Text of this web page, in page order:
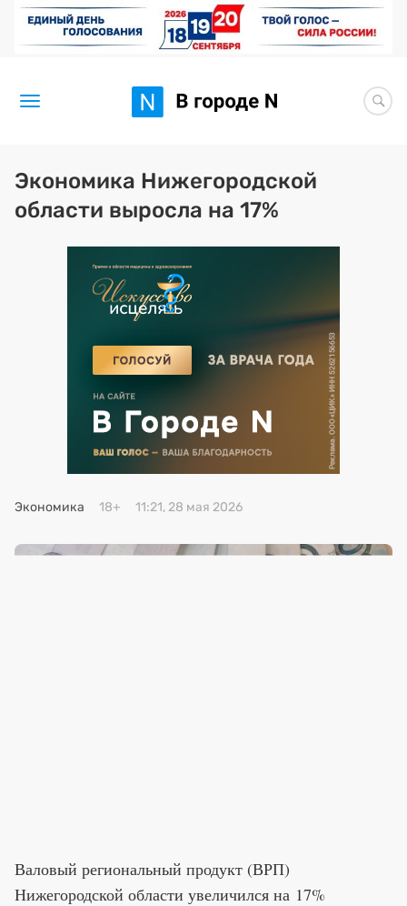
Новости
Статьи
Здоровье
BORЩ
Искусство исцелять
Премия 2026 (текущая)
Премия 2025
Эксперты
Экономика Нижегородской
области выросла на 17%
Экономика 18+ 11:21, 28 мая 2026
Валовый региональный продукт (ВРП)
Нижегородской области увеличился на 17%